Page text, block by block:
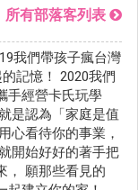
所有部落客列表
我們帶孩子瘋台灣
記憶！ 2020我們
手經營卡氏玩學
是認為「家庭是值
心看待你的事業，
開始好好的著手把
， 願那些看見的